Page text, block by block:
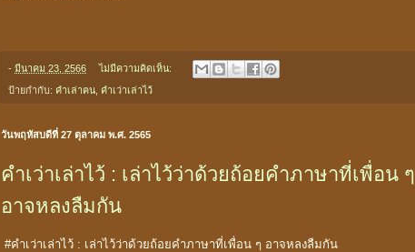
- มีนาคม 23, 2566 ไม่มีความคิดเห็น:
ป้ายกำกับ: คำเล่าฅน คำเว่าเล่าไว้
วันพฤหัสบดีที่ 27 ตุลาคม พ.ศ. 2565
คำเว่าเล่าไว้ : เล่าไว้ว่าด้วยถ้อยคำภาษาที่เพื่อน ๆ
อาจหลงลืมกัน
#คำเว่าเล่าไว้ : เล่าไว้ว่าด้วยถ้อยคำภาษาที่เพื่อน ๆ อาจหลงลืมกัน